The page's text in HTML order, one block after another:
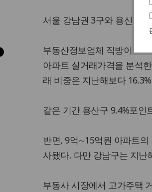
서울 강남권 3구와 용산구
부동산정보업체 직방이 20
아파트 실거래가격을 분석
래 비중은 지난해보다
같은 기간 용산구 9.4%포인
반면, 9억∼15억원 아파트의
사됐다. 다만 강남구는 지난
부동사 시장에서 고가주택